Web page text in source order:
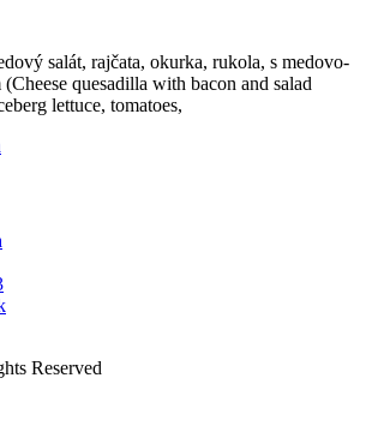
salát, rajčata, okurka, rukola, s medovo-
quesadilla with bacon and salad
lettuce, tomatoes,
Reserved